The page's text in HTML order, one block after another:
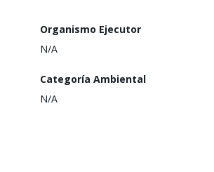
Organismo Ejecutor
N/A
Categoría Ambiental
N/A